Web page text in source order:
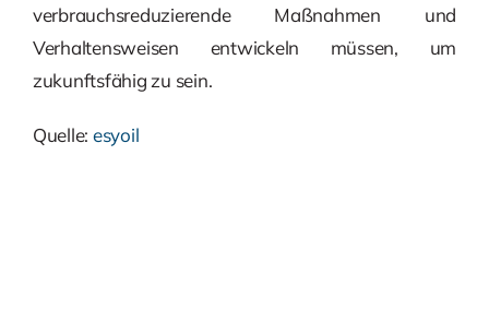
verbrauchsreduzierende Maßnahmen und
Verhaltensweisen entwickeln müssen, um
zukunftsfähig zu sein.
Quelle: esyoil